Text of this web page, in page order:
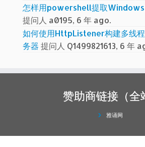
怎样用powershell提取Windows
提问人 a0195, 6 年 ago.
如何使用HttpListener构建多线
务器 提问人 Q1499821613, 6 年
赞助商链接（全
雅诵网